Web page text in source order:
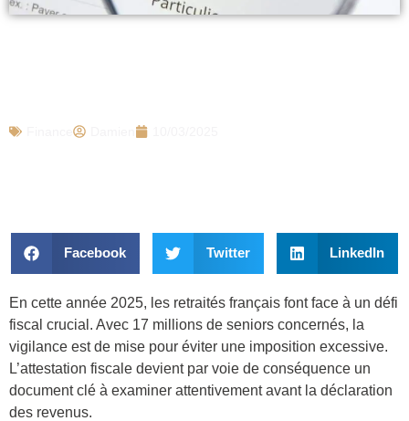
Facebook Twitter LinkedIn
En cette année 2025, les retraités français font face à un défi
fiscal crucial. Avec 17 millions de seniors concernés, la
vigilance est de mise pour éviter une imposition excessive.
L’attestation fiscale devient par voie de conséquence un
document clé à examiner attentivement avant la déclaration
des revenus.